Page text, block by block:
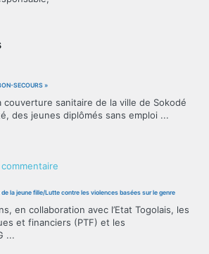
SECOURS »
couverture sanitaire de la ville de Sokodé
des jeunes diplômés sans emploi ...
:
ACTIVITÉS
DU
CMS
la jeune fille/Lutte contre les violences basées sur le genre
en collaboration avec l’Etat Togolais, les
et financiers (PTF) et les
...